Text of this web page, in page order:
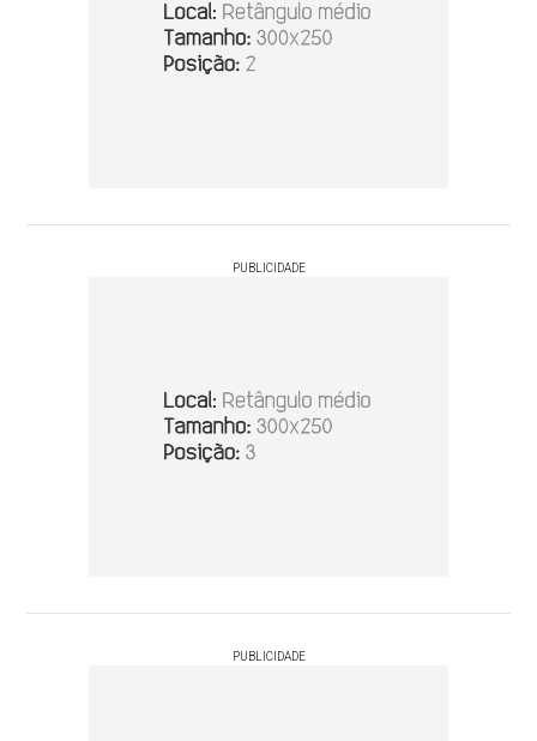
PUBLICIDADE
PUBLICIDADE